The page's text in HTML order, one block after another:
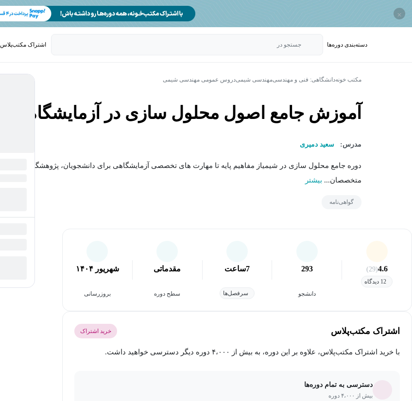
×
دسته‌بندی‌ دوره‌ها جستجو در اشتراک مکتب‌پلاس
مکتب خونهدانشگاهی: فنی و مهندسیمهندسی شیمیدروس عمومی مهندسی شیمی
آموزش جامع اصول محلول سازی در آزمایشگاه
مدرس: سعید دمیری
دوره جامع محلول سازی در شیمیاز مفاهیم پایه تا مهارت های تخصصی آزمایشگاهی برای دانشجویان، پژوهشگران و
متخصصان... بیشتر
گواهی‌نامه
4.6
(29)
12 دیدگاه
293
دانشجو
7ساعت
سرفصل‌ها
مقدماتی
سطح دوره بروزرسانی
شهریور ۱۴۰۴
اشتراک مکتب‌پلاس خرید اشتراک
با خرید اشتراک مکتب‌پلاس، علاوه بر این دوره، به بیش از ۴،۰۰۰ دوره دیگر دسترسی خواهید داشت.
دسترسی به تمام دوره‌ها
بیش از ۴،۰۰۰ دوره